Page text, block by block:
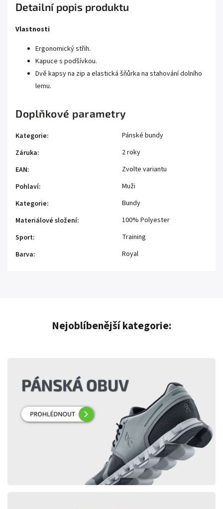
Detailní popis produktu
Vlastnosti
Ergonomický střih.
Kapuce s podšívkou.
Dvě kapsy na zip a elastická šňůrka na stahování dolního
lemu.
Doplňkové parametry
Kategorie:
Pánské bundy
Záruka:
2 roky
EAN:
Zvolte variantu
Pohlaví:
Muži
Kategorie:
Bundy
Materiálové složení:
100% Polyester
Sport:
Training
Barva: Royal
Nejoblíbenější kategorie: